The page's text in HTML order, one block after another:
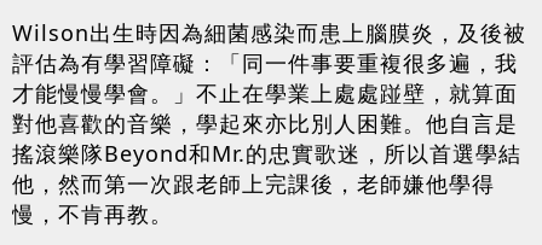
Wilson出生時因為細菌感染而患上腦膜炎，及後被
評估為有學習障礙：「同一件事要重複很多遍，我
才能慢慢學會。」不止在學業上處處踫壁，就算面
對他喜歡的音樂，學起來亦比別人困難。他自言是
搖滾樂隊Beyond和Mr.的忠實歌迷，所以首選學結
他，然而第一次跟老師上完課後，老師嫌他學得
慢，不肯再教。